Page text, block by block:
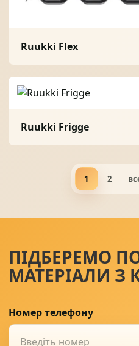
Ruukki Flex
Ruukki Frigge
1 2
ПІДБЕРЕМО
МАТЕРІАЛИ
Номер телефону